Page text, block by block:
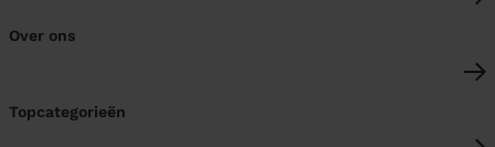
Over ons
Topcategorieën